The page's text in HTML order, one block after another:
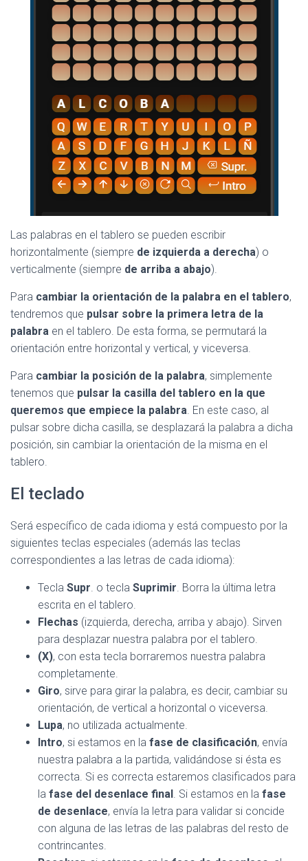
Las palabras en el tablero se pueden escribir
horizontalmente (siempre de izquierda a derecha) o
verticalmente (siempre de arriba a abajo).
Para cambiar la orientación de la palabra en el tablero,
tendremos que pulsar sobre la primera letra de la
palabra en el tablero. De esta forma, se permutará la
orientación entre horizontal y vertical, y viceversa.
Para cambiar la posición de la palabra, simplemente
tenemos que pulsar la casilla del tablero en la que
queremos que empiece la palabra. En este caso, al
pulsar sobre dicha casilla, se desplazará la palabra a dicha
posición, sin cambiar la orientación de la misma en el
tablero.
El teclado
Será específico de cada idioma y está compuesto por la
siguientes teclas especiales (además las teclas
correspondientes a las letras de cada idioma):
Tecla Supr. o tecla Suprimir. Borra la última letra
escrita en el tablero.
Flechas (izquierda, derecha, arriba y abajo). Sirven
para desplazar nuestra palabra por el tablero.
(X), con esta tecla borraremos nuestra palabra
completamente.
Giro, sirve para girar la palabra, es decir, cambiar su
orientación, de vertical a horizontal o viceversa.
Lupa, no utilizada actualmente.
Intro, si estamos en la fase de clasificación, envía
nuestra palabra a la partida, validándose si ésta es
correcta. Si es correcta estaremos clasificados para
la fase del desenlace final. Si estamos en la fase
de desenlace, envía la letra para validar si concide
con alguna de las letras de las palabras del resto de
contrincantes.